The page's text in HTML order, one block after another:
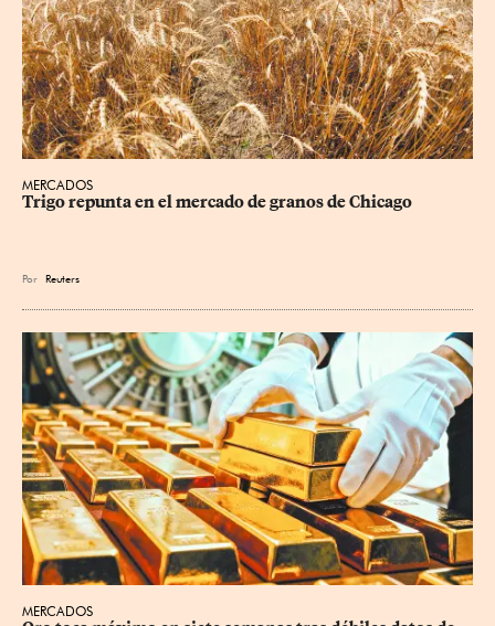
MERCADOS
Trigo repunta en el mercado de granos de Chicago
Por Reuters
MERCADOS